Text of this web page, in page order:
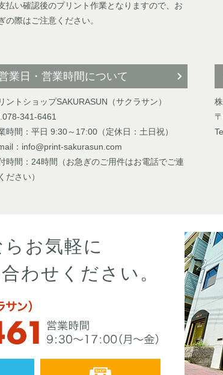
払い確認後のプリント作業となりますので、お
の際はご注意ください。
業日・営業時間について
ントショップSAKURASUN（サクラサン）
341-6461
時間：平日 9:30～17:00（定休日：土日祝）
：info@print-sakurasun.com
時間：24時間（お急ぎのご用件はお電話でご連
ださい）
お気軽に
わせください。